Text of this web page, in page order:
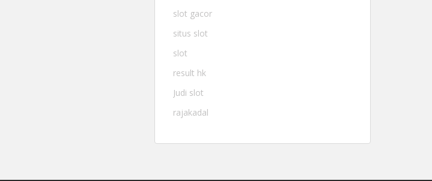
slot gacor
situs slot
slot
result hk
Judi slot
rajakadal